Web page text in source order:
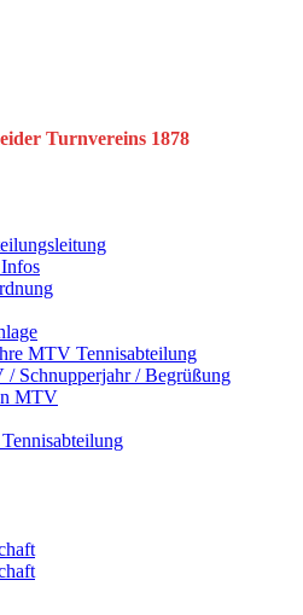
Turnvereins 1878
MTV Tennisabteilung
Schnupperjahr / Begrüßung
MTV